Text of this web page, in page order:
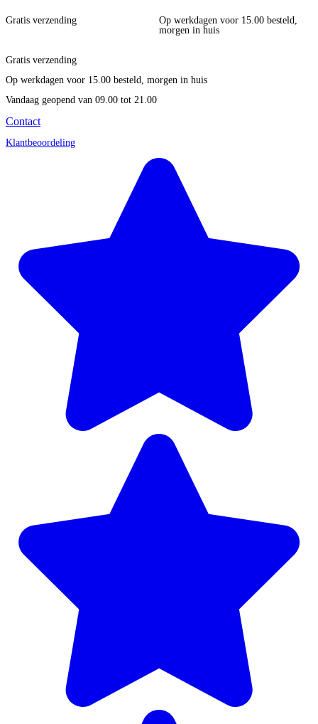
Gratis verzending
Op werkdagen voor 15.00 besteld,
morgen in huis
Gratis verzending
Op werkdagen voor 15.00 besteld, morgen in huis
Vandaag geopend van 09.00 tot 21.00
Contact
Klantbeoordeling